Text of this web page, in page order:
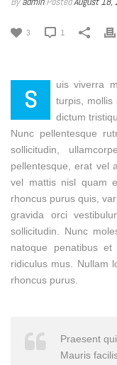
3 1
S
uis viverra
turpis, mollis
dictum
Nunc pellentesque
sollicitudin,
pellentesque, erat vel
vel mattis nisl quam
rhoncus purus quis,
gravida orci
sollicitudin. Nunc
natoque penatibus
ridiculus mus. Nullam
rhoncus purus.
Praesent
Mauris